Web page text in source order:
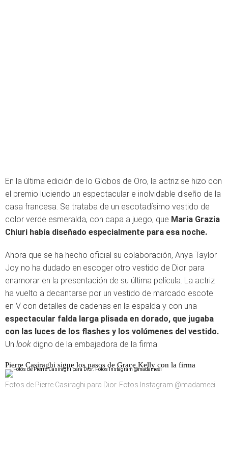
En la última edición de lo Globos de Oro, la actriz se hizo con
el premio luciendo un espectacular e inolvidable diseño de la
casa francesa. Se trataba de un escotadísimo vestido de
color verde esmeralda, con capa a juego, que Maria Grazia
Chiuri había diseñado especialmente para esa noche.
Ahora que se ha hecho oficial su colaboración, Anya Taylor
Joy no ha dudado en escoger otro vestido de Dior para
enamorar en la presentación de su última película. La actriz
ha vuelto a decantarse por un vestido de marcado escote
en V con detalles de cadenas en la espalda y con una
espectacular falda larga plisada en dorado, que jugaba
con las luces de los flashes y los volúmenes del vestido.
Un look digno de la embajadora de la firma.
Pierre Casiraghi sigue los pasos de Grace Kelly con la firma
Fotos de Pierre Casiraghi para Dior. Fotos Instagram @madameei